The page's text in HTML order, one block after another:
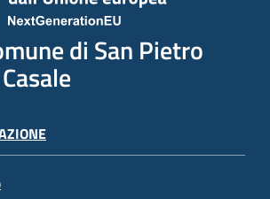
di San Pietro